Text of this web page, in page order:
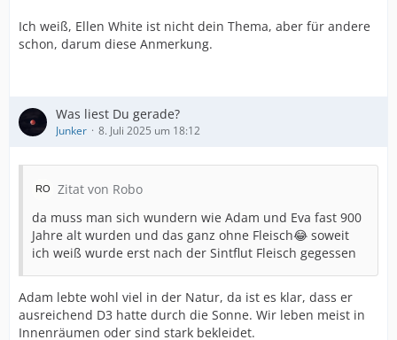
Ich weiß, Ellen White ist nicht dein Thema, aber für andere
schon, darum diese Anmerkung.
Was liest Du gerade?
Junker 8. Juli 2025 um 18:12
Zitat von Robo
da muss man sich wundern wie Adam und Eva fast 900
Jahre alt wurden und das ganz ohne Fleisch😂 soweit
ich weiß wurde erst nach der Sintflut Fleisch gegessen
Adam lebte wohl viel in der Natur, da ist es klar, dass er
ausreichend D3 hatte durch die Sonne. Wir leben meist in
Innenräumen oder sind stark bekleidet.